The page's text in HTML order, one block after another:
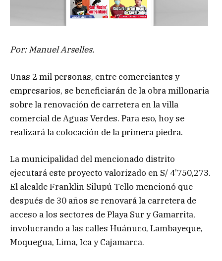
Por: Manuel Arselles.
Unas 2 mil personas, entre comerciantes y
empresarios, se beneficiarán de la obra millonaria
sobre la renovación de carretera en la villa
comercial de Aguas Verdes. Para eso, hoy se
realizará la colocación de la primera piedra.
La municipalidad del mencionado distrito
ejecutará este proyecto valorizado en S/ 4’750,273.
El alcalde Franklin Silupú Tello mencionó que
después de 30 años se renovará la carretera de
acceso a los sectores de Playa Sur y Gamarrita,
involucrando a las calles Huánuco, Lambayeque,
Moquegua, Lima, Ica y Cajamarca.